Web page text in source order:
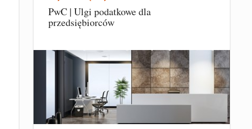
PwC | Ulgi podatkowe dla
przedsiębiorców